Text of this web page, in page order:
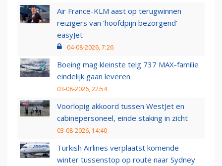
Air France-KLM aast op terugwinnen
reizigers van ‘hoofdpijn bezorgend’
easyJet
04-08-2026, 7:26
Boeing mag kleinste telg 737 MAX-familie
eindelijk gaan leveren
03-08-2026, 22:54
Voorlopig akkoord tussen WestJet en
cabinepersoneel, einde staking in zicht
03-08-2026, 14:40
Turkish Airlines verplaatst komende
winter tussenstop op route naar Sydney